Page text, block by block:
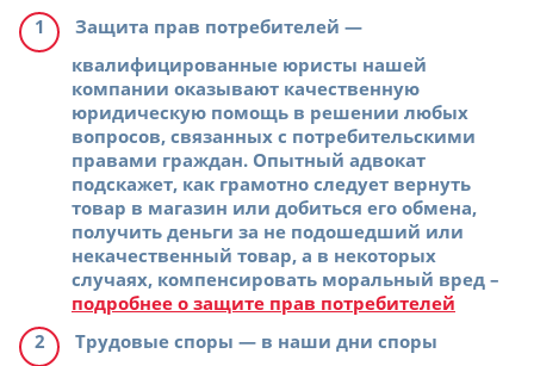
Защита прав потребителей —
квалифицированные юристы нашей
компании оказывают качественную
юридическую помощь в решении любых
вопросов, связанных с потребительскими
правами граждан. Опытный адвокат
подскажет, как грамотно следует вернуть
товар в магазин или добиться его обмена,
получить деньги за не подошедший или
некачественный товар, а в некоторых
случаях, компенсировать моральный вред –
подробнее о защите прав потребителей
Трудовые споры — в наши дни споры